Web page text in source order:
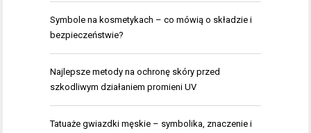
Symbole na kosmetykach – co mówią o składzie i
bezpieczeństwie?
Najlepsze metody na ochronę skóry przed
szkodliwym działaniem promieni UV
Tatuaże gwiazdki męskie – symbolika, znaczenie i